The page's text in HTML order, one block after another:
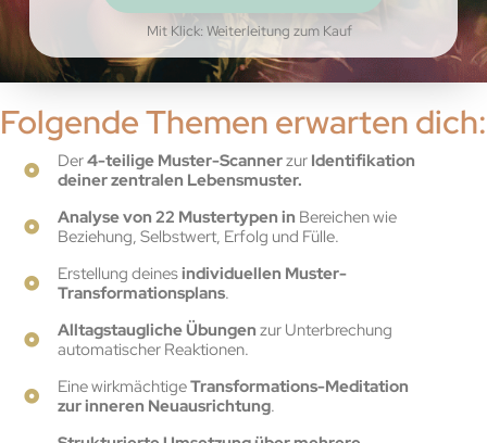
Mit Klick: Weiterleitung zum Kauf
Folgende Themen erwarten dich:
Der4-teilige Muster-Scannerzur Identifikation
deiner zentralen Lebensmuster.
Analyse von 22 Mustertypen in Bereichen wie
Beziehung, Selbstwert, Erfolg und Fülle.
Erstellung deinesindividuellen Muster-
Transformationsplans.
Alltagstaugliche Übungen zur Unterbrechung
automatischer Reaktionen.
Eine wirkmächtigeTransformations-Meditation
zur inneren Neuausrichtung.